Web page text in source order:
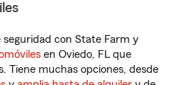
con State Farm y
en Oviedo, FL que
Tiene muchas opciones, desde